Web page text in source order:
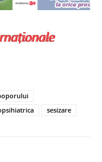
sesizare